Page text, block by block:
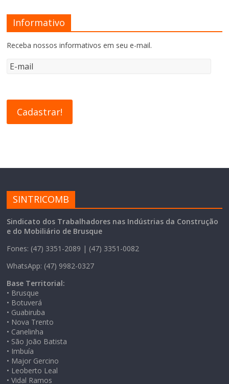
Informativo
Receba nossos informativos em seu e-mail.
SINTRICOMB
Sindicato dos Trabalhadores nas Indústrias da Construção
e do Mobiliário de Brusque
Fones: (47) 3351-2089 | (47) 3351-0082
WhatsApp: (47) 9982-0327
Base Territorial:
• Brusque
• Botuverá
• Guabiruba
• Nova Trento
• Canelinha
• São João Batista
• Imbuía
• Major Gercino
• Leoberto Leal
• Vidal Ramos